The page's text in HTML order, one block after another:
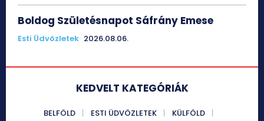
Boldog Születésnapot Sáfrány Emese
Esti Üdvözletek 2026.08.06.
KEDVELT KATEGÓRIÁK
BELFÖLD ESTI ÜDVÖZLETEK
KÜLFÖLD